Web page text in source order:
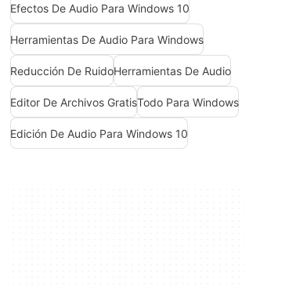
Efectos De Audio Para Windows 10
Herramientas De Audio Para Windows
Reducción De RuidoHerramientas De Audio
Editor De Archivos GratisTodo Para Windows
Edición De Audio Para Windows 10